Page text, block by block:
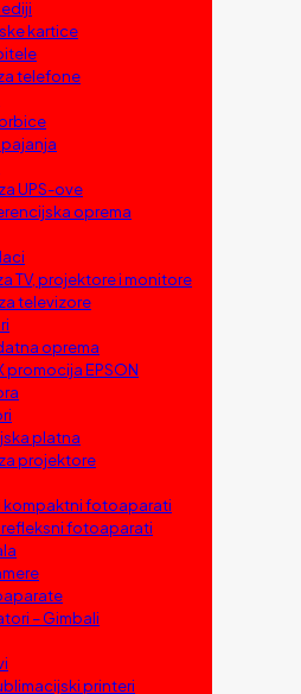
kartice
telefone
UPS-ove
oprema
TV, projektore i monitore
televizore
oprema
promocija EPSON
platna
projektore
kompaktni fotoaparati
fotoaparati
– Gimbali
printeri